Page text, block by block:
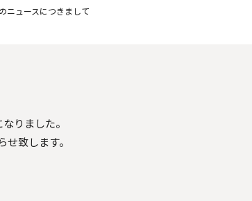
ニュースにつきまして
りました。
致します。